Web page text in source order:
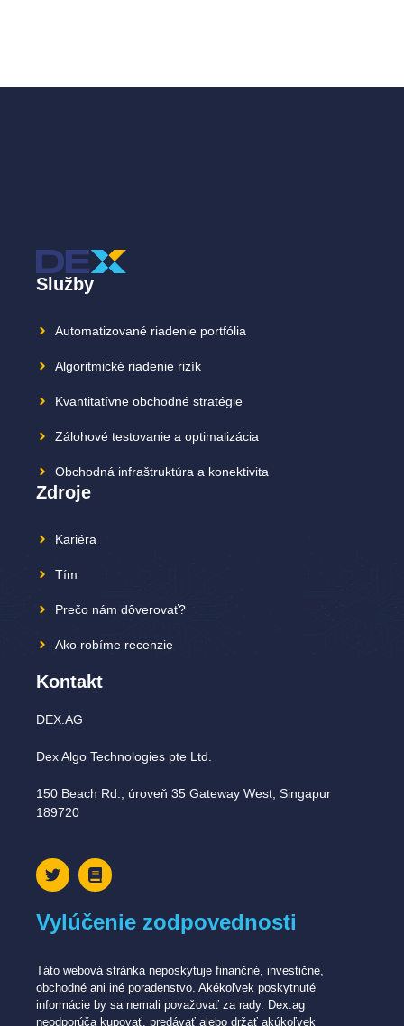
Služby
Automatizované riadenie portfólia
Algoritmické riadenie rizík
Kvantitatívne obchodné stratégie
Zálohové testovanie a optimalizácia
Obchodná infraštruktúra a konektivita
Zdroje
Kariéra
Tím
Prečo nám dôverovať?
Ako robíme recenzie
Kontakt
DEX.AG
Dex Algo Technologies pte Ltd.
150 Beach Rd., úroveň 35 Gateway West, Singapur
189720
Vylúčenie zodpovednosti
Táto webová stránka neposkytuje finančné, investičné,
obchodné ani iné poradenstvo. Akékoľvek poskytnuté
informácie by sa nemali považovať za rady. Dex.ag
neodporúča kupovať, predávať alebo držať akúkoľvek